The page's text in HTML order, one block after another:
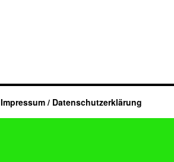
Impressum / Datenschutzerklärung